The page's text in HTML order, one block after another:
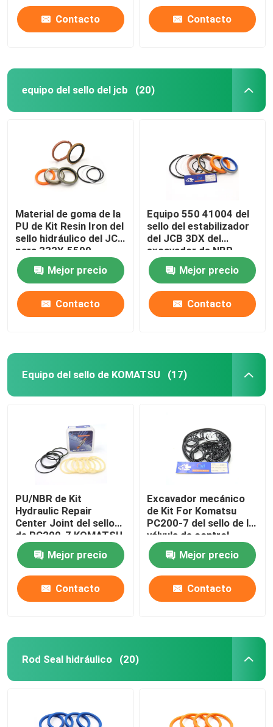
Contacto Contacto
equipo del sello del jcb (20)
Material de goma de la
PU de Kit Resin Iron del
sello hidráulico del JCB
para 332Y-5599
Mejor precio
Contacto
Equipo 550 41004 del
sello del estabilizador
del JCB 3DX del
excavador de NBR
PTFE
Mejor precio
Contacto
Equipo del sello de KOMATSU (17)
PU/NBR de Kit
Hydraulic Repair
Center Joint del sello
de PC200-7 KOMATSU
Mejor precio
Contacto
Excavador mecánico
de Kit For Komatsu
PC200-7 del sello de la
válvula de control
Mejor precio
Contacto
Rod Seal hidráulico (20)